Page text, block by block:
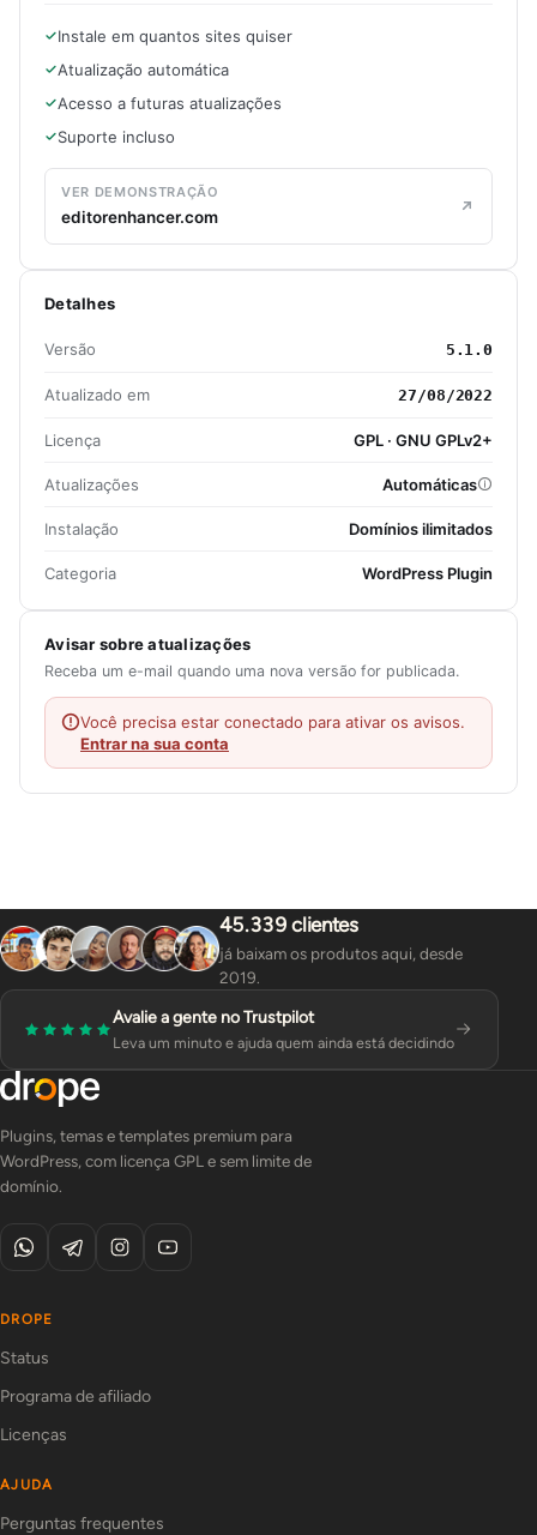
Instale em quantos sites quiser
Atualização automática
Acesso a futuras atualizações
Suporte incluso
VER DEMONSTRAÇÃO
editorenhancer.com
Detalhes
Versão 5.1.0
Atualizado em 27/08/2022
Licença GPL · GNU GPLv2+
Atualizações Automáticas
Instalação Domínios ilimitados
Categoria WordPress Plugin
Avisar sobre atualizações
Receba um e-mail quando uma nova versão for publicada.
Você precisa estar conectado para ativar os avisos.
Entrar na sua conta
45.339 clientes
já baixam os produtos aqui, desde
2019.
Avalie a gente no Trustpilot
Leva um minuto e ajuda quem ainda está decidindo
Plugins, temas e templates premium para
WordPress, com licença GPL e sem limite de
domínio.
DROPE
Status
Programa de afiliado
Licenças
AJUDA
Perguntas frequentes